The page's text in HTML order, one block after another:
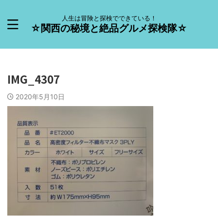
人生は冒険と探検でできている！
☆関西の秘境と絶品グルメ探検隊☆
IMG_4307
2020年5月10日